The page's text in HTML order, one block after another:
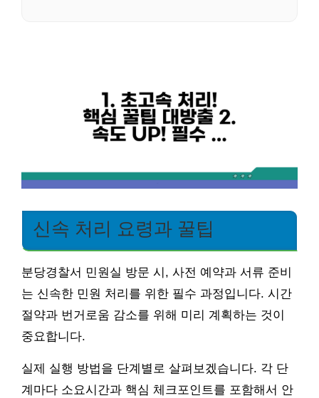
신속 처리 요령과 꿀팁
분당경찰서 민원실 방문 시, 사전 예약과 서류 준비
는 신속한 민원 처리를 위한 필수 과정입니다. 시간
절약과 번거로움 감소를 위해 미리 계획하는 것이
중요합니다.
실제 실행 방법을 단계별로 살펴보겠습니다. 각 단
계마다 소요시간과 핵심 체크포인트를 포함해서 안